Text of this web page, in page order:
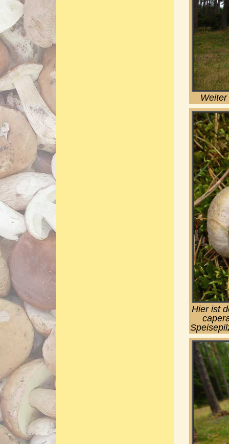
Hier ist